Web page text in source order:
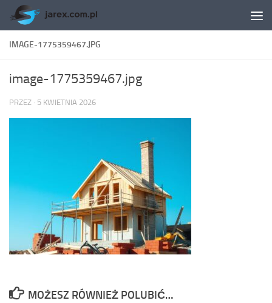
Skip to content
IMAGE-1775359467.JPG
image-1775359467.jpg
PRZEZ · 5 KWIETNIA 2026
MOŻESZ RÓWNIEŻ POLUBIĆ…